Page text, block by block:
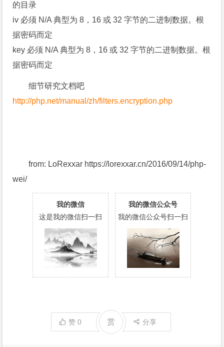
的目录
iv 必须 N/A 典型为 8，16 或 32 字节的二进制数据。根
据密码而定
key 必须 N/A 典型为 8，16 或 32 字节的二进制数据。根
据密码而定
细节研究文档吧
http://php.net/manual/zh/filters.encryption.php
from: LoRexxar https://lorexxar.cn/2016/09/14/php-
wei/
我的微信
这是我的微信扫一扫
我的微信公众号
我的微信公众号扫一扫
赞0 赏 分享